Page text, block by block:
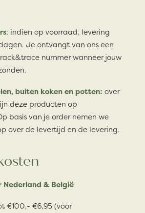
: indien op voorraad, levering
Je ontvangt van ons een
nummer wanneer jouw
buiten koken en potten: over
deze producten op
basis van je order nemen we
over de levertijd en de levering.
Nederland & België
€100,- €6,95 (voor